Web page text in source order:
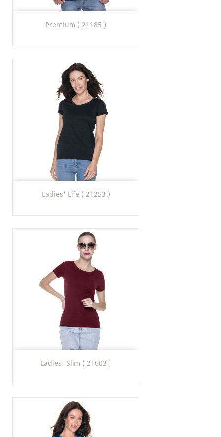
Premium ( 21185 )
Ladies' Life ( 21253 )
Ladies' Slim ( 21603 )